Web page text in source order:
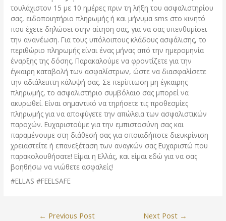
τουλάχιστον 15 με 10 ημέρες πριν τη λήξη του ασφαλιστηρίου
σας, ειδοποιητήριο πληρωμής ή και μήνυμα sms στο κινητό
που έχετε δηλώσει στην αίτηση σας, για να σας υπενθυμίσει
την ανανέωση. Για τους υπόλοιπους κλάδους ασφάλισης, το
περιθώριο πληρωμής είναι ένας μήνας από την ημερομηνία
έναρξης της δόσης. Παρακαλούμε να φροντίζετε για την
έγκαιρη καταβολή των ασφαλίστρων, ώστε να διασφαλίσετε
την αδιάλειπτη κάλυψή σας. Σε περίπτωση μη έγκαιρης
πληρωμής, το ασφαλιστήριο συμβόλαιο σας μπορεί να
ακυρωθεί. Είναι σημαντικό να τηρήσετε τις προθεσμίες
πληρωμής για να αποφύγετε την απώλεια των ασφαλιστικών
παροχών. Ευχαριστούμε για την εμπιστοσύνη σας και
παραμένουμε στη διάθεσή σας για οποιαδήποτε διευκρίνιση
χρειαστείτε ή επανεξέταση των αναγκών σας Ευχαριστώ που
παρακολουθήσατε! Είμαι η Ελλάς, και είμαι εδώ για να σας
βοηθήσω να νιώθετε ασφαλείς!
#ELLAS #FEELSAFE
← Previous Post Next Post →